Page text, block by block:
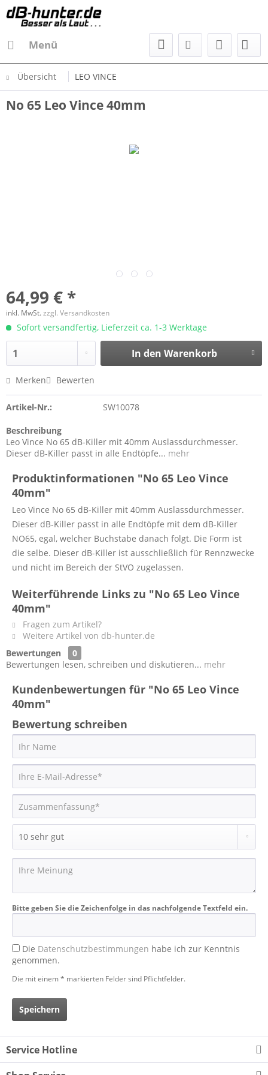
Menü
Übersicht LEO VINCE
No 65 Leo Vince 40mm
64,99 € *
inkl. MwSt.zzgl. Versandkosten
Sofort versandfertig, Lieferzeit ca. 1-3 Werktage
In den Warenkorb
Merken Bewerten
Artikel-Nr.: SW10078
Beschreibung
Leo Vince No 65 dB-Killer mit 40mm Auslassdurchmesser.
Dieser dB-Killer passt in alle Endtöpfe... mehr
Produktinformationen "No 65 Leo Vince
40mm"
Leo Vince No 65 dB-Killer mit 40mm Auslassdurchmesser.
Dieser dB-Killer passt in alle Endtöpfe mit dem dB-Killer
NO65, egal, welcher Buchstabe danach folgt. Die Form ist
die selbe. Dieser dB-Killer ist ausschließlich für Rennzwecke
und nicht im Bereich der StVO zugelassen.
Weiterführende Links zu "No 65 Leo Vince
40mm"
Fragen zum Artikel?
Weitere Artikel von db-hunter.de
Bewertungen
0
Bewertungen lesen, schreiben und diskutieren... mehr
Kundenbewertungen für "No 65 Leo Vince
40mm"
Bewertung schreiben
Bitte geben Sie die Zeichenfolge in das nachfolgende Textfeld ein.
Die Datenschutzbestimmungen habe ich zur Kenntnis
genommen.
Die mit einem * markierten Felder sind Pflichtfelder.
Speichern
Service Hotline